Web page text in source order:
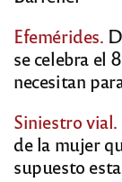
Efemérides.
se celebra el
necesitan
Siniestro vial.
de la mujer
supuesto